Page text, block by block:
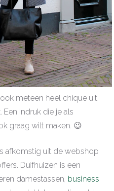
meteen heel chique uit.
indruk die je als
graag wilt maken. 😉
afkomstig uit de webshop
Duifhuizen is een
damestassen, business